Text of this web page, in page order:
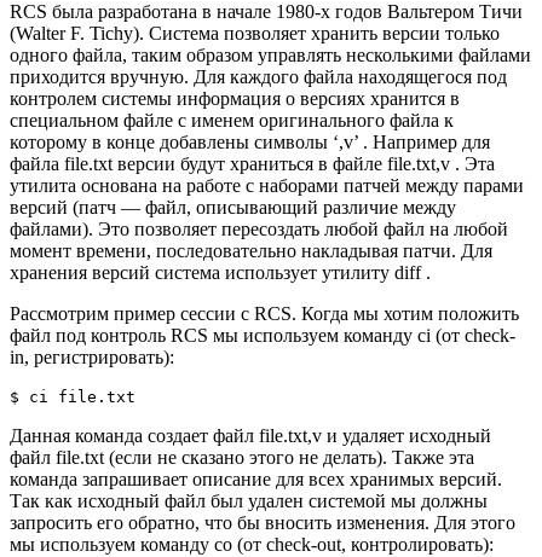
RCS была разработана в начале 1980-х годов Вальтером Тичи
(Walter F. Tichy). Система позволяет хранить версии только
одного файла, таким образом управлять несколькими файлами
приходится вручную. Для каждого файла находящегося под
контролем системы информация о версиях хранится в
специальном файле с именем оригинального файла к
которому в конце добавлены символы ‘,v’ . Например для
файла file.txt версии будут храниться в файле file.txt,v . Эта
утилита основана на работе с наборами патчей между парами
версий (патч — файл, описывающий различие между
файлами). Это позволяет пересоздать любой файл на любой
момент времени, последовательно накладывая патчи. Для
хранения версий система использует утилиту diff .
Рассмотрим пример сессии с RCS. Когда мы хотим положить
файл под контроль RCS мы используем команду ci (от check-
in, регистрировать):
$ ci file.txt
Данная команда создает файл file.txt,v и удаляет исходный
файл file.txt (если не сказано этого не делать). Также эта
команда запрашивает описание для всех хранимых версий.
Так как исходный файл был удален системой мы должны
запросить его обратно, что бы вносить изменения. Для этого
мы используем команду co (от check-out, контролировать):